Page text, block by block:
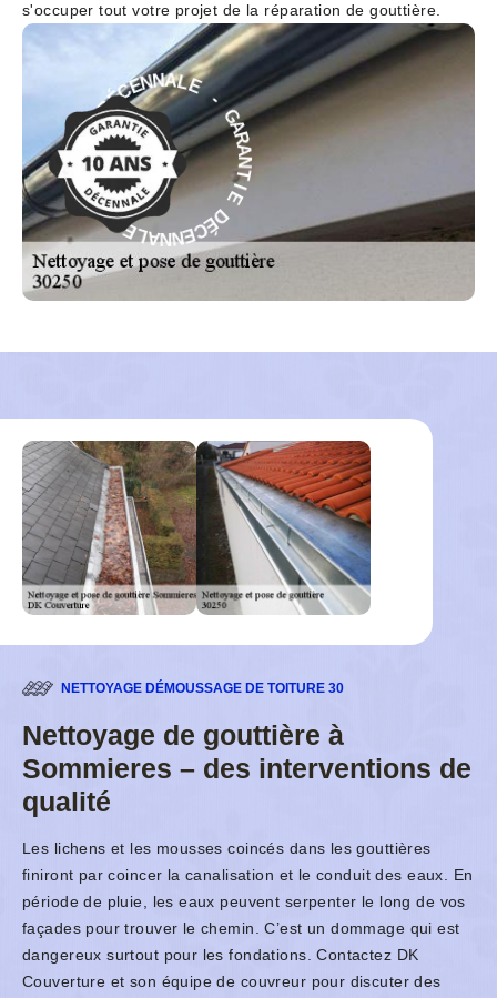
s'occuper tout votre projet de la réparation de gouttière.
G
A
R
A
N
T
I
E
D
É
C
E
N
NALE - GAR
A
N
T
I
E
D
É
C
E
N
N
A
L
E
-
NETTOYAGE DÉMOUSSAGE DE TOITURE 30
Nettoyage de gouttière à
Sommieres – des interventions de
qualité
Les lichens et les mousses coincés dans les gouttières
finiront par coincer la canalisation et le conduit des eaux. En
période de pluie, les eaux peuvent serpenter le long de vos
façades pour trouver le chemin. C’est un dommage qui est
dangereux surtout pour les fondations. Contactez DK
Couverture et son équipe de couvreur pour discuter des